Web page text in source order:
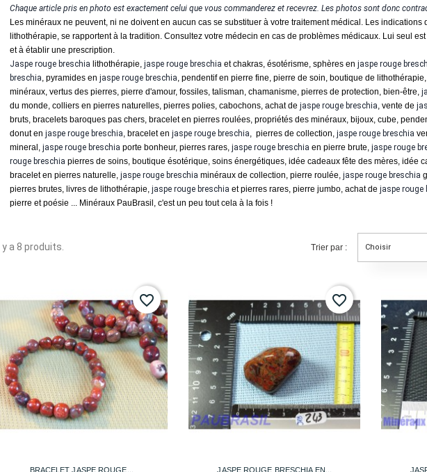
Chaque article pris en photo est exactement celui que vous commanderez et recevrez. Les photos sont donc
Les minéraux ne peuvent, ni ne doivent en aucun cas se substituer à votre traitement médical. Les indications
lithothérapie, se rapportent à la tradition. Consultez votre médecin en cas de problèmes médicaux. Lui seul
et à établir une prescription.
Jaspe rouge breschia lithothérapie, jaspe rouge breschia et chakras, ésotérisme, sphères en jaspe rouge
breschia, pyramides en jaspe rouge breschia, pendentif en pierre fine, pierre de soin, boutique de
minéraux, vertus des pierres, pierre d'amour, fossiles, talisman, chamanisme, pierres de protection, bien-être,
du monde, colliers en pierres naturelles, pierres polies, cabochons, achat de jaspe rouge breschia, vente de
bruts, bracelets baroques pas chers, bracelet en pierres roulées, propriétés des minéraux, bijoux, cube,
donut en jaspe rouge breschia, bracelet en jaspe rouge breschia, pierres de collection, jaspe rouge breschia
mineral, jaspe rouge breschia porte bonheur, pierres rares, jaspe rouge breschia en pierre brute, jaspe rouge
rouge breschia pierres de soins, boutique ésotérique, soins énergétiques, idée cadeaux fête des mères, idée
bracelet en pierres naturelle, jaspe rouge breschia minéraux de collection, pierre roulée, jaspe rouge breschia
pierres brutes, livres de lithothérapie, jaspe rouge breschia et pierres rares, pierre jumbo, achat de jaspe rouge
pierre et poésie ... Minéraux PauBrasil, c'est un peu tout cela à la fois !
Il y a 8 produits. Trier par : Choisir
BRACELET JASPE ROUGE...
Aperçu rapide
favorite_border
JASPE ROUGE BRESCHIA EN...
Aperçu rapide
favorite_border